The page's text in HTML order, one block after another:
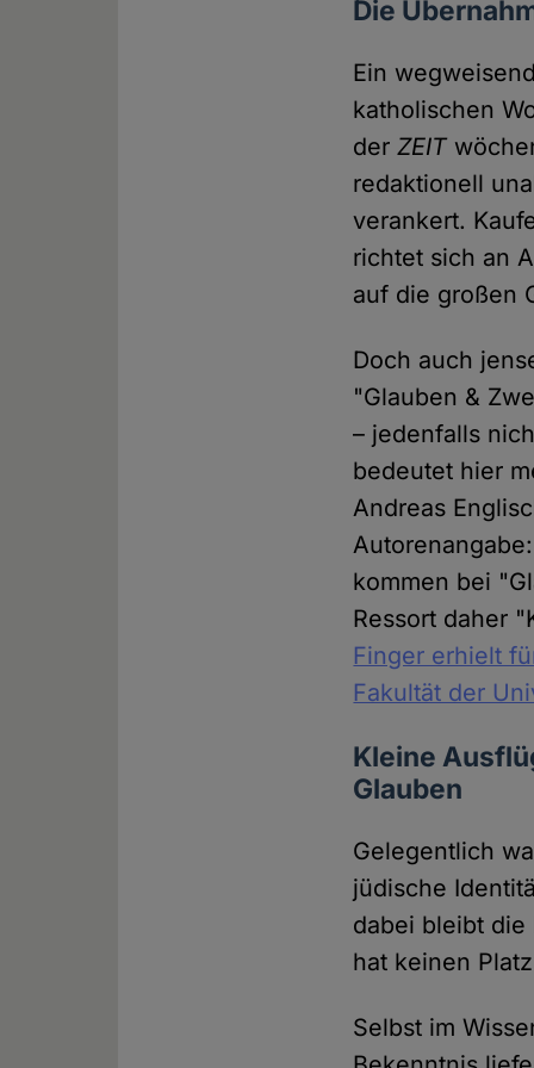
Die
Ein
katholischen
derZEIT
redaktionell
verankert.
richtet sich an
auf die großen
Doch auch
"Glauben &
– jedenfalls
bedeutet hier
Andreas
kommen bei
Ressort daher
Finger erhielt
Fakultät der
Kleine
Glauben
Gelegentlich
jüdische
dabei bleibt
hat keinen
Selbst im